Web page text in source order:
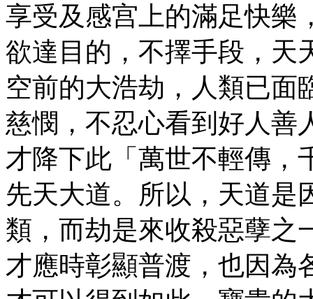
享受及感宫上的滿足快樂
欲達目的，不擇手段，天
空前的大浩劫，人類已
慈憫，不忍心看到好人善
才降下此「萬世不輕傳，
先天大道。所以，天道是
類，而劫是來收殺惡孽之
才應時彰顯普渡，也因為